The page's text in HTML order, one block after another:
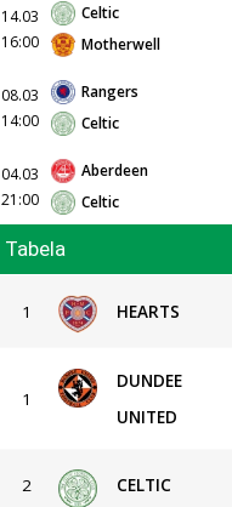
14.03
16:00
Celtic
Motherwell
08.03
14:00
Rangers
Celtic
04.03
21:00
Aberdeen
Celtic
Tabela
1 HEARTS
1
DUNDEE
UNITED
2 CELTIC